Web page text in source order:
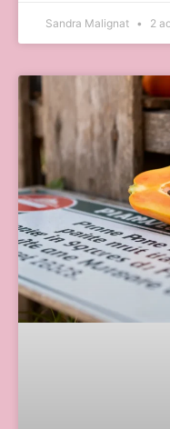
Sandra Malignat 2